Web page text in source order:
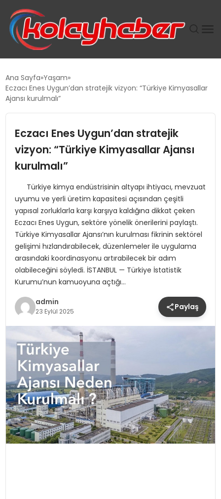
SUWEN’IN İSTIHDAM MODELI EKONOMIDE KADIN
TANYER YAPI ZEMIN MÜHENDISLIĞINDE HEDEF
BÜYÜTTÜ
TOROSLAR’DA PAZAR GERGİNLİĞİ!
Ana Sayfa Yaşam
Eczacı Enes Uygun’dan stratejik vizyon: “Türkiye Kimyasallar
Ajansı kurulmalı”
Eczacı Enes Uygun’dan stratejik
vizyon: “Türkiye Kimyasallar Ajansı
kurulmalı”
Türkiye kimya endüstrisinin altyapı ihtiyacı, mevzuat
uyumu ve yerli üretim kapasitesi açısından çeşitli
yapısal zorluklarla karşı karşıya kaldığına dikkat çeken
Eczacı Enes Uygun, sektöre yönelik önerilerini paylaştı.
Türkiye Kimyasallar Ajansı’nın kurulması fikrinin sektörel
gelişimi hızlandırabilecek, düzenlemeler ile uygulama
arasındaki koordinasyonu artırabilecek bir adım
olabileceğini söyledi. İSTANBUL — Türkiye İstatistik
Kurumu’nun kamuoyuna açtığı…
admin
23 Eylül 2025 Paylaş